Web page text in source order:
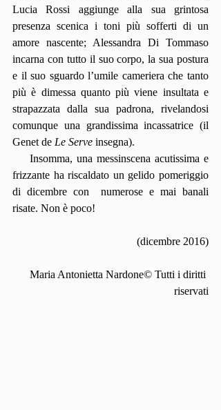
Lucia Rossi aggiunge alla sua grintosa
presenza scenica i toni più sofferti di un
amore nascente; Alessandra Di Tommaso
incarna con tutto il suo corpo, la sua postura
e il suo sguardo l’umile cameriera che tanto
più è dimessa quanto più viene insultata e
strapazzata dalla sua padrona, rivelandosi
comunque una grandissima incassatrice (il
Genet de Le Serve insegna).
frizzante ha riscaldato un gelido pomeriggio
di dicembre con  numerose e mai banali
risate. Non è poco!
(dicembre 2016)
Maria Antonietta Nardone© Tutti i diritti
riservati